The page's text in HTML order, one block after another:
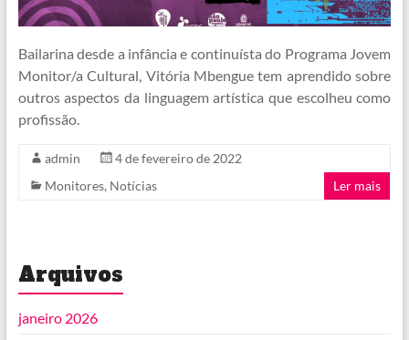
Bailarina desde a infância e continuísta do Programa Jovem
Monitor/a Cultural, Vitória Mbengue tem aprendido sobre
outros aspectos da linguagem artística que escolheu como
profissão.
admin
4 de fevereiro de 2022
Monitores, Notícias Ler mais
Arquivos
janeiro 2026